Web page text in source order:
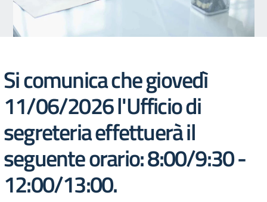
Si comunica che giovedì
11/06/2026 l'Ufficio di
segreteria effettuerà il
seguente orario: 8:00/9:30 -
12:00/13:00.